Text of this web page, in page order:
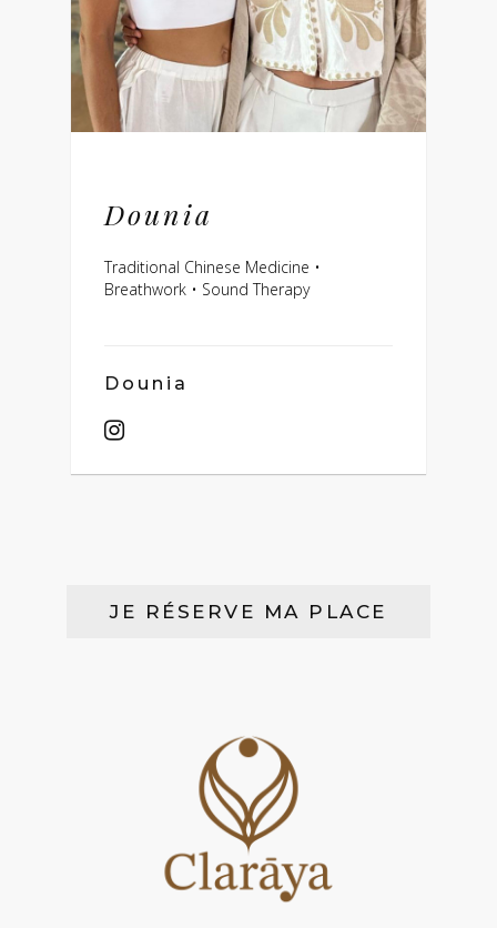
Dounia
Traditional Chinese Medicine •
Breathwork • Sound Therapy
Dounia
JE RÉSERVE MA PLACE